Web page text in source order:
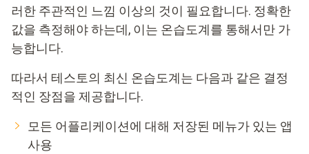
러한 주관적인 느낌 이상의 것이 필요합니다. 정확한
값을 측정해야 하는데, 이는 온습도계를 통해서만 가
능합니다.
따라서 테스토의 최신 온습도계는 다음과 같은 결정
적인 장점을 제공합니다.
모든 어플리케이션에 대해 저장된 메뉴가 있는 앱
사용